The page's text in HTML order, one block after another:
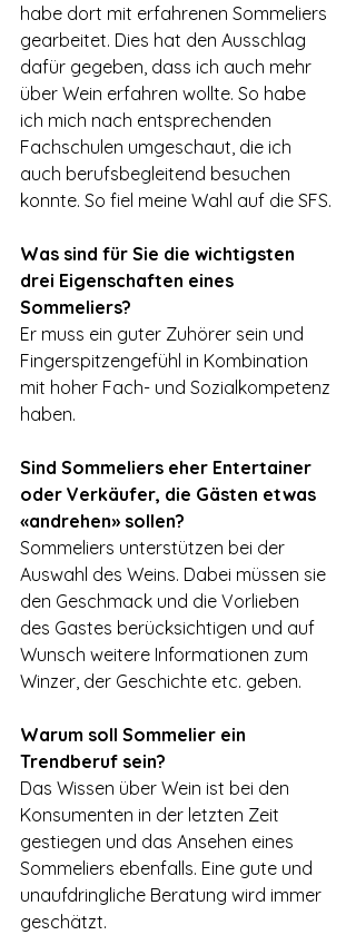
habe dort mit erfahrenen Sommeliers
gearbeitet. Dies hat den Ausschlag
dafür gegeben, dass ich auch mehr
über Wein erfahren wollte. So habe
ich mich nach entsprechenden
Fachschulen umgeschaut, die ich
auch berufsbegleitend besuchen
konnte. So fiel meine Wahl auf die SFS.
Was sind für Sie die wichtigsten
drei Eigenschaften eines
Sommeliers?
Er muss ein guter Zuhörer sein und
Fingerspitzengefühl in Kombination
mit hoher Fach- und Sozialkompetenz
haben.
Sind Sommeliers eher Entertainer
oder Verkäufer, die Gästen etwas
«andrehen» sollen?
Sommeliers unterstützen bei der
Auswahl des Weins. Dabei müssen sie
den Geschmack und die Vorlieben
des Gastes berücksichtigen und auf
Wunsch weitere Informationen zum
Winzer, der Geschichte etc. geben.
Warum soll Sommelier ein
Trendberuf sein?
Das Wissen über Wein ist bei den
Konsumenten in der letzten Zeit
gestiegen und das Ansehen eines
Sommeliers ebenfalls. Eine gute und
unaufdringliche Beratung wird immer
geschätzt.